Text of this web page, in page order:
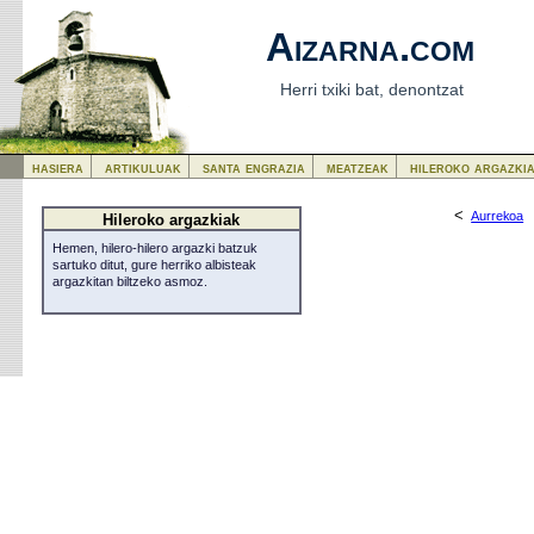
Aizarna.com
Herri txiki bat, denontzat
<Aurrekoa
Hileroko argazkiak
Hemen, hilero-hilero argazki batzuk
sartuko ditut, gure herriko albisteak
argazkitan biltzeko asmoz.
hasiera artikuluak santa engrazia meatzeak hileroko